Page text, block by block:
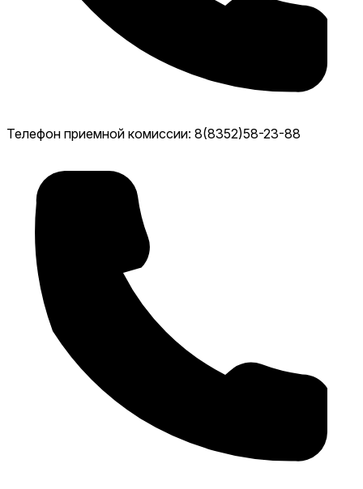
Телефон приемной комиссии: 8(8352)58-23-88